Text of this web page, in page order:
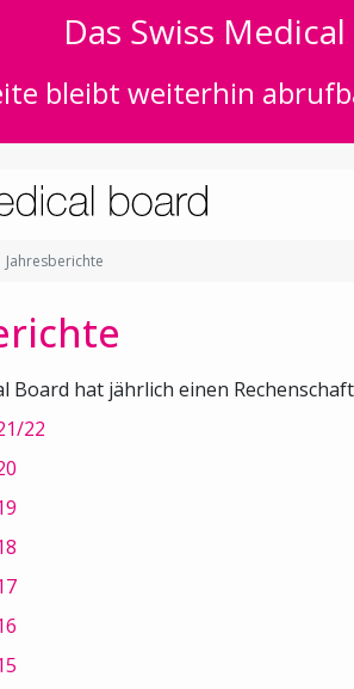
Das Swiss
bleibt weiterhin
Jahresberichte
Board hat jährlich einen
22